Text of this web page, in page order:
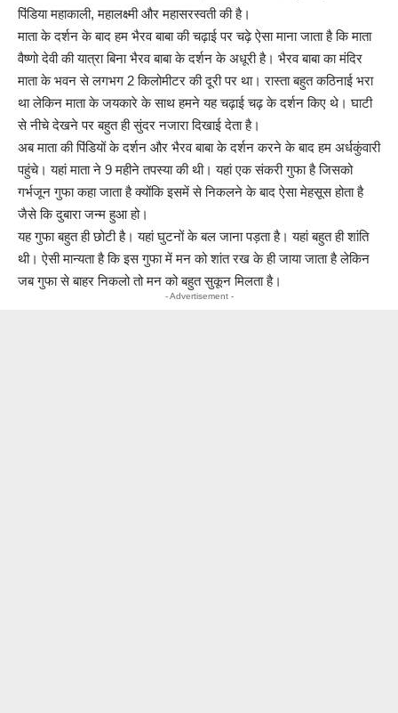
पिंडिया महाकाली, महालक्ष्मी और महासरस्वती की है।
माता के दर्शन के बाद हम भैरव बाबा की चढ़ाई पर चढ़े ऐसा माना जाता है कि माता
वैष्णो देवी की यात्रा बिना भैरव बाबा के दर्शन के अधूरी है। भैरव बाबा का मंदिर
माता के भवन से लगभग 2 किलोमीटर की दूरी पर था। रास्ता बहुत कठिनाई भरा
था लेकिन माता के जयकारे के साथ हमने यह चढ़ाई चढ़ के दर्शन किए थे। घाटी
से नीचे देखने पर बहुत ही सुंदर नजारा दिखाई देता है।
अब माता की पिंडियों के दर्शन और भैरव बाबा के दर्शन करने के बाद हम अर्धकुंवारी
पहुंचे। यहां माता ने 9 महीने तपस्या की थी। यहां एक संकरी गुफा है जिसको
गर्भजून गुफा कहा जाता है क्योंकि इसमें से निकलने के बाद ऐसा मेहसूस होता है
जैसे कि दुबारा जन्म हुआ हो।
यह गुफा बहुत ही छोटी है। यहां घुटनों के बल जाना पड़ता है। यहां बहुत ही शांति
थी। ऐसी मान्यता है कि इस गुफा में मन को शांत रख के ही जाया जाता है लेकिन
जब गुफा से बाहर निकलो तो मन को बहुत सुकून मिलता है।
- Advertisement -